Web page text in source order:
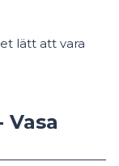
lätt att vara
Vasa